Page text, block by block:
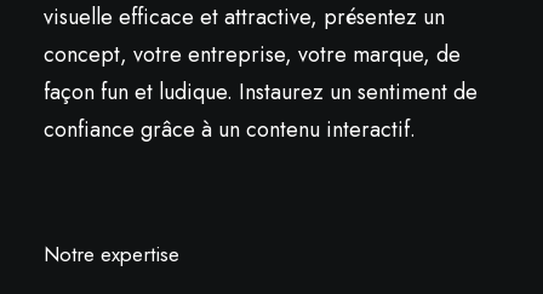
visuelle efficace et attractive, présentez un
concept, votre entreprise, votre marque, de
façon fun et ludique. Instaurez un sentiment de
confiance grâce à un contenu interactif.
Notre expertise